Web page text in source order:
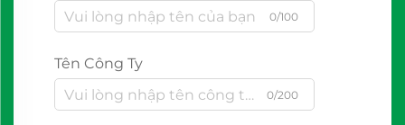
0/100
Tên Công Ty
0/200